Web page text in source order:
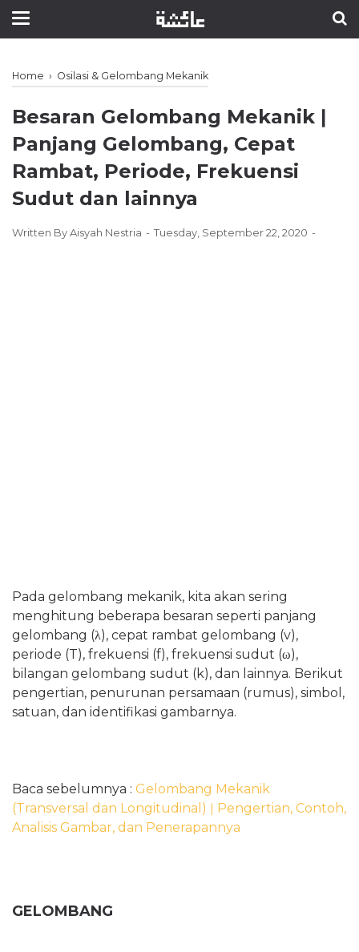
Home › Osilasi & Gelombang Mekanik
Besaran Gelombang Mekanik ǀ
Panjang Gelombang, Cepat
Rambat, Periode, Frekuensi
Sudut dan lainnya
Written ByAisyah Nestria Tuesday, September 22, 2020
Pada gelombang mekanik, kita akan sering
menghitung beberapa besaran seperti panjang
gelombang (λ), cepat rambat gelombang (v),
periode (T), frekuensi (f), frekuensi sudut (ω),
bilangan gelombang sudut (k), dan lainnya. Berikut
pengertian, penurunan persamaan (rumus), simbol,
satuan, dan identifikasi gambarnya.
Baca sebelumnya : Gelombang Mekanik
(Transversal dan Longitudinal) ǀ Pengertian, Contoh,
Analisis Gambar, dan Penerapannya
GELOMBANG